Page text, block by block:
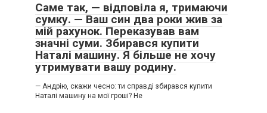
Саме так, — відповіла я, тримаючи
сумку. — Ваш син два роки жив за
мій рахунок. Переказував вам
значні суми. Збирався купити
Наталі машину. Я більше не хочу
утримувати вашу родину.
— Андрію, скажи чесно: ти справді збирався купити
Наталі машину на мої гроші? Не